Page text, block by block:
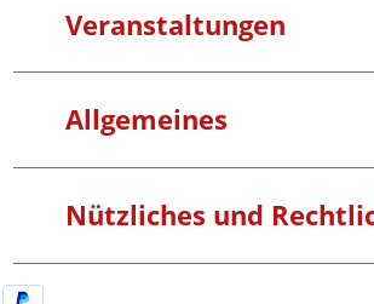
Veranstaltungen
Allgemeines
Nützliches und